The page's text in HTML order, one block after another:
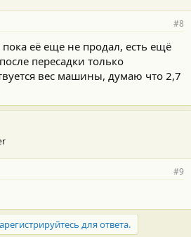
#8
пока её еще не продал, есть ещё
пересадки только
вес машины, думаю что 2,7
#9
для ответа.